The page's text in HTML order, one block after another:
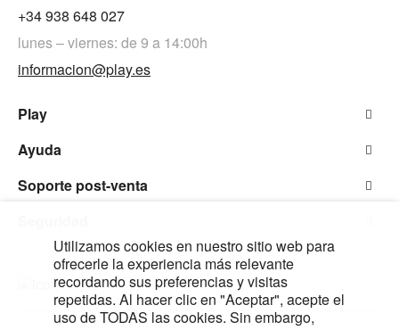
+34 938 648 027
lunes – viernes: de 9 a 14:00h
informacion@play.es
Play
Ayuda
Soporte post-venta
Utilizamos cookies en nuestro sitio web para
ofrecerle la experiencia más relevante
recordando sus preferencias y visitas
repetidas. Al hacer clic en "Aceptar", acepte el
uso de TODAS las cookies. Sin embargo,